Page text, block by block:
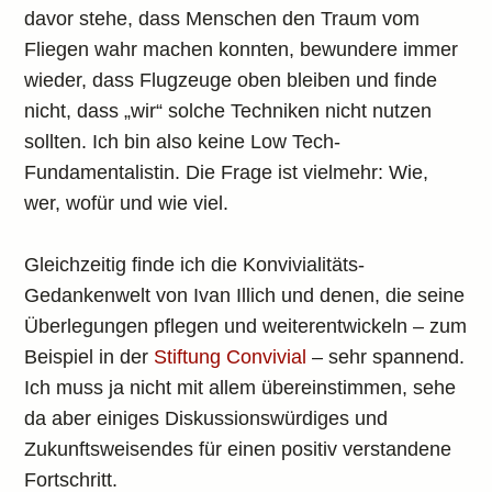
davor stehe, dass Menschen den Traum vom
Fliegen wahr machen konnten, bewundere immer
wieder, dass Flugzeuge oben bleiben und finde
nicht, dass „wir“ solche Techniken nicht nutzen
sollten. Ich bin also keine Low Tech-
Fundamentalistin. Die Frage ist vielmehr: Wie,
wer, wofür und wie viel.
Gleichzeitig finde ich die Konvivialitäts-
Gedankenwelt von Ivan Illich und denen, die seine
Überlegungen pflegen und weiterentwickeln – zum
Beispiel in der Stiftung Convivial – sehr spannend.
Ich muss ja nicht mit allem übereinstimmen, sehe
da aber einiges Diskussionswürdiges und
Zukunftsweisendes für einen positiv verstandene
Fortschritt.